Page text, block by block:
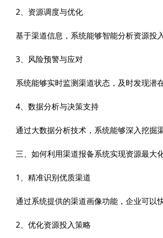
2、资源调度与优化
基于渠道信息，系统能够智能分析资源投
3、风险预警与应对
系统能够实时监测渠道状态，及时发现潜
4、数据分析与决策支持
通过大数据分析技术，系统能够深入挖掘
三、如何利用渠道报备系统实现资源最大
1、精准识别优质渠道
通过系统提供的渠道画像功能，企业可以
2、优化资源投入策略